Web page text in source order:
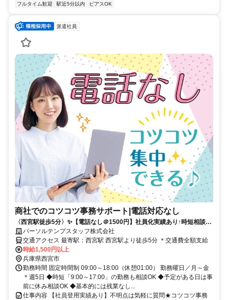
フルタイム歓迎
駅近5分以内 ピアスOK
派遣社員
商社でのコツコツ事務サポート|電話対応なし
〈西宮駅徒歩5分〉✨️【電話なし＠1500円】社員化実績あり↑時短相談
OK★オシャレ自由
パーソルテンプスタッフ株式会社
交通アクセス 最寄駅：西宮駅 西宮駅より徒歩5分 ＊交通費全額支給
時給1,500円以上
兵庫県西宮市
勤務時間 固定時間制 09:00～18:00（休憩01:00） 勤務曜日／月～金
＊週5日 ◆時短「9:00～17:00」の勤務も相談OK ◆予定がある日は事
前に休み相談OK ◆基本的には残業なし...
仕事内容 【社員登用実績あり】不明点は気軽に質問★コツコツ事務